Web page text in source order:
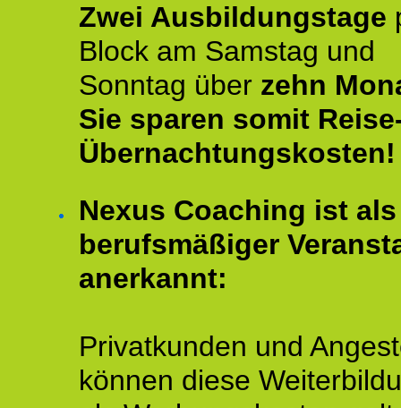
Zwei Ausbildungstage
Block am Samstag und
Sonntag über zehn
Sie sparen somit
Übernachtungskosten!
Nexus Coaching ist als
berufsmäßiger
anerkannt:
Privatkunden und
können diese